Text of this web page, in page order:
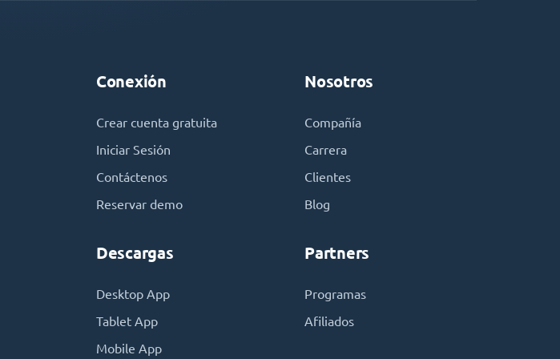
Conexión
Crear cuenta gratuita
Iniciar Sesión
Contáctenos
Reservar demo
Descargas
Desktop App
Tablet App
Mobile App
Nosotros
Compañía
Carrera
Clientes
Blog
Partners
Programas
Afiliados